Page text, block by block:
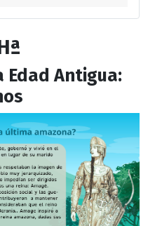
Edad Antigua: